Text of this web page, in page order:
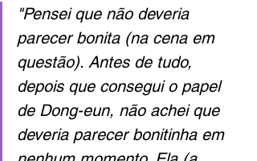
"Pensei que não deveria
parecer bonita (na cena em
questão). Antes de tudo,
depois que consegui o papel
de Dong-eun, não achei que
deveria parecer bonitinha em